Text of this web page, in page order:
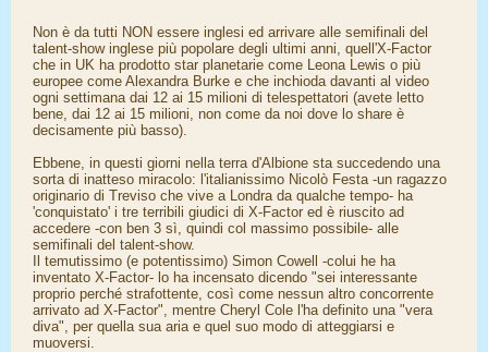
Non è da tutti NON essere inglesi ed arrivare alle semifinali del
talent-show inglese più popolare degli ultimi anni, quell'X-Factor
che in UK ha prodotto star planetarie come Leona Lewis o più
europee come Alexandra Burke e che inchioda davanti al video
ogni settimana dai 12 ai 15 milioni di telespettatori (avete letto
bene, dai 12 ai 15 milioni, non come da noi dove lo share è
decisamente più basso).
Ebbene, in questi giorni nella terra d'Albione sta succedendo una
sorta di inatteso miracolo: l'italianissimo Nicolò Festa -un ragazzo
originario di Treviso che vive a Londra da qualche tempo- ha
'conquistato' i tre terribili giudici di X-Factor ed è riuscito ad
accedere -con ben 3 sì, quindi col massimo possibile- alle
semifinali del talent-show.
Il temutissimo (e potentissimo) Simon Cowell -colui he ha
inventato X-Factor- lo ha incensato dicendo "sei interessante
proprio perché strafottente, così come nessun altro concorrente
arrivato ad X-Factor", mentre Cheryl Cole l'ha definito una "vera
diva", per quella sua aria e quel suo modo di atteggiarsi e
muoversi.